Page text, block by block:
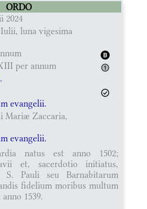
ORDO
2024
luna vigesima
per annum
evangelii.
Mariæ Zaccaria,
evangelii.
natus est anno 1502;
et, sacerdotio initiatus,
S. Pauli seu Barnabitarum
fidelium moribus multum
1539.